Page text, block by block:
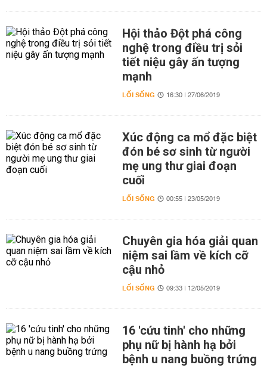
Hội thảo Đột phá công
nghệ trong điều trị sỏi
tiết niệu gây ấn tượng
mạnh
LỐI SỐNG 16:30 | 27/06/2019
Xúc động ca mổ đặc biệt
đón bé sơ sinh từ người
mẹ ung thư giai đoạn
cuối
LỐI SỐNG 00:55 | 23/05/2019
Chuyên gia hóa giải quan
niệm sai lầm về kích cỡ
cậu nhỏ
LỐI SỐNG 09:33 | 12/05/2019
16 'cứu tinh' cho những
phụ nữ bị hành hạ bởi
bệnh u nang buồng trứng